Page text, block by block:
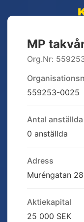
MP
Org.Nr:
559253-0025
Antal anställda
0 anställda
Adress
Muréngatan
Aktiekapital
25 000 SEK